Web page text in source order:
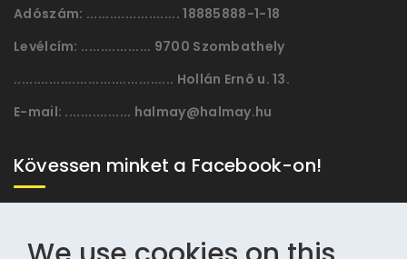
Adószám: ........................ 18885888-1-18
Levélcím: .................. 9700 Szombathely
......................................... Hollán Ernõ u. 13.
E-mail: ................. halmay@halmay.hu
Kövessen minket a Facebook-on!